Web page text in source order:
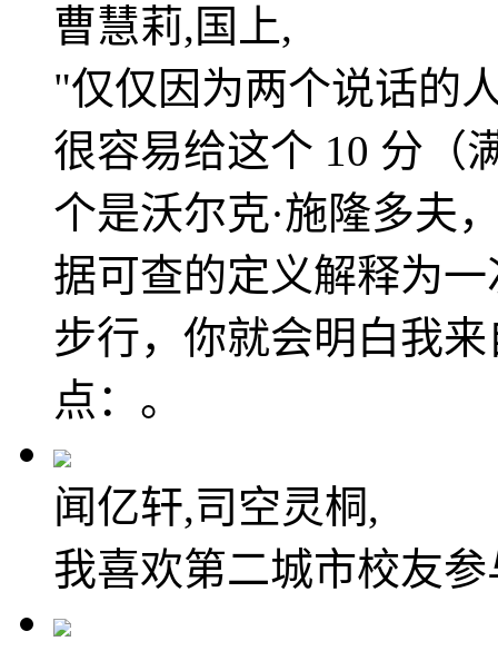
曹慧莉,国上,
"仅仅因为两个说话的
很容易给这个 10 分（
个是沃尔克·施隆多夫
据可查的定义解释为
步行，你就会明白我
点：。
闻亿轩,司空灵桐,
我喜欢第二城市校友